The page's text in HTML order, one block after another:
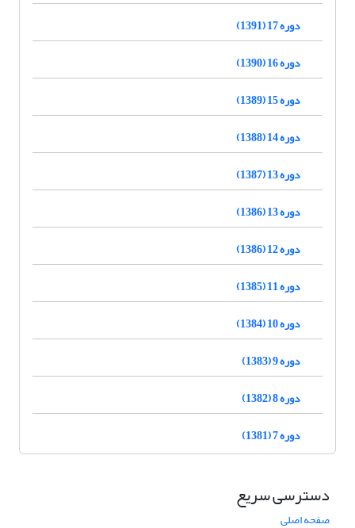
دوره 17 (1391)
دوره 16 (1390)
دوره 15 (1389)
دوره 14 (1388)
دوره 13 (1387)
دوره 13 (1386)
دوره 12 (1386)
دوره 11 (1385)
دوره 10 (1384)
دوره 9 (1383)
دوره 8 (1382)
دوره 7 (1381)
دسترسی سریع
صفحه اصلی